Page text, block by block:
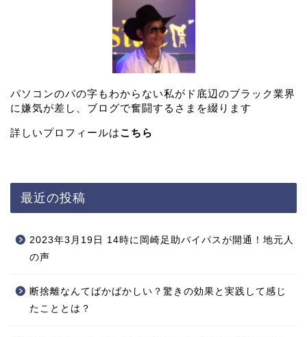
パソコンのパの字もわからない私がド底辺のブラック業界
に嫌気が差し、ブログで奮闘するさまを綴ります
詳しいプロフィールはこちら
最近の投稿
2023年3月19日 14時に岡崎足助バイパスが開通！地元人
の声
断捨離なんてばかばかしい？驚きの効果と実践して感じ
たこととは？